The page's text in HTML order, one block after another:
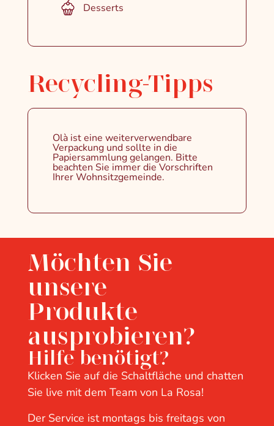
Desserts
Recycling-Tipps
Olà ist eine weiterverwendbare
Verpackung und sollte in die
Papiersammlung gelangen. Bitte
beachten Sie immer die Vorschriften
Ihrer Wohnsitzgemeinde.
Möchten Sie
unsere
Produkte
ausprobieren?
Hilfe benötigt?
Klicken Sie auf die Schaltfläche und chatten
Sie live mit dem Team von La Rosa!
Der Service ist montags bis freitags von